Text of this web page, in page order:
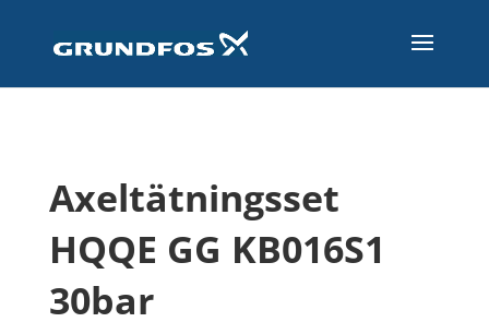
Axeltätningsset
HQQE GG KB016S1
30bar